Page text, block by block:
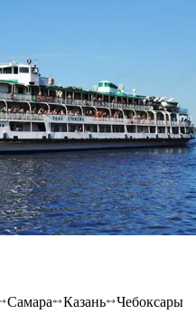
Самара Казань
Чебоксары